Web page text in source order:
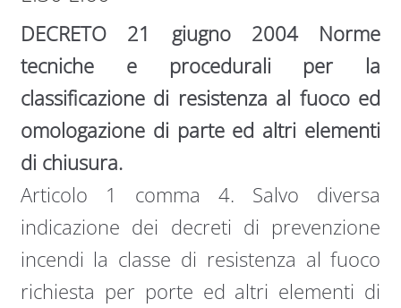
DECRETO 21 giugno 2004 Norme
tecniche e procedurali per la
classificazione di resistenza al fuoco ed
omologazione di parte ed altri elementi
di chiusura.
Articolo 1 comma 4. Salvo diversa
indicazione dei decreti di prevenzione
incendi la classe di resistenza al fuoco
richiesta per porte ed altri elementi di